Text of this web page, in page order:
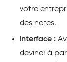
votre
des notes.
Interface :
deviner à